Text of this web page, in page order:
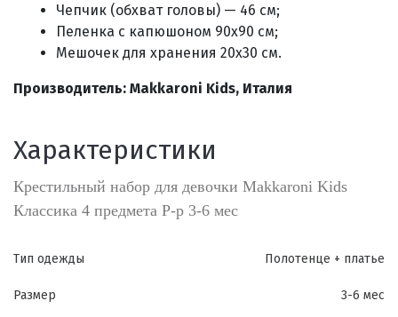
Чепчик (обхват головы) — 46 см;
Пеленка с капюшоном 90х90 см;
Мешочек для хранения 20х30 см.
Производитель: Makkaroni Kids, Италия
Характеристики
Крестильный набор для девочки Makkaroni Kids
Классика 4 предмета Р-р 3-6 мес
Тип одежды Полотенце + платье
Размер 3-6 мес